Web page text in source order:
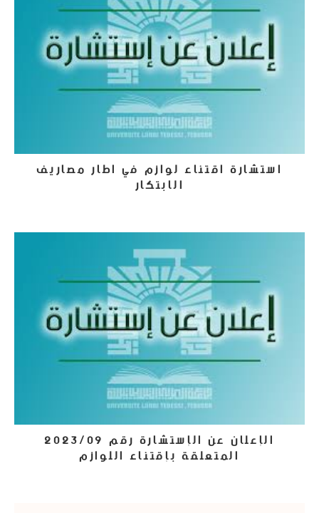
استشارة اقتناء لوازم في اطار مصاريف
الابتكار
الإعلان عن الإستشارة رقم 2023/09
المتعلقة بإقتناء اللوازم